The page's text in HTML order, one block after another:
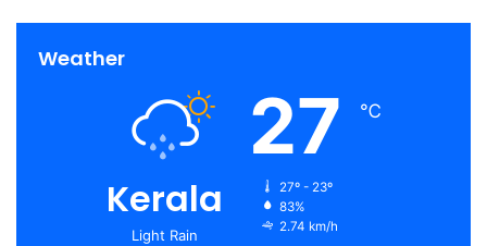
Weather
Kerala
Light Rain
27 ℃
27º - 23º
83%
2.74 km/h